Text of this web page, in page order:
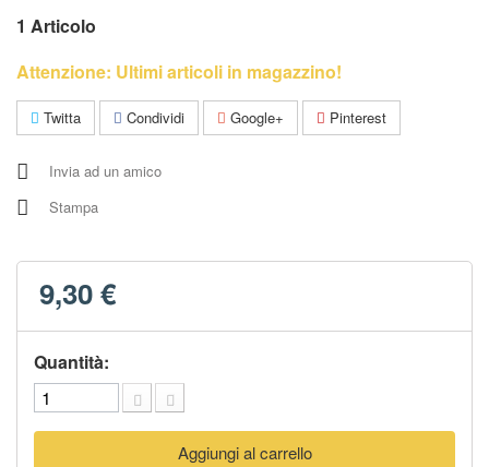
1 Articolo
Attenzione: Ultimi articoli in magazzino!
Twitta Condividi Google+ Pinterest
Invia ad un amico
Stampa
9,30 €
Quantità:
Aggiungi al carrello